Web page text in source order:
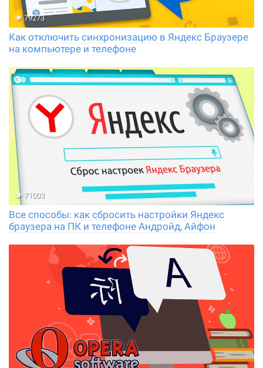
79273
Как отключить синхронизацию в Яндекс Браузере
на компьютере и телефоне
71003
Все способы: как сбросить настройки Яндекс
браузера на ПК и телефоне Андройд, Айфон